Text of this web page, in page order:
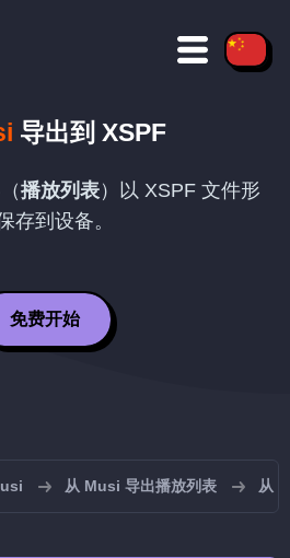
导出到 XSPF
播放列表）以 XSPF文件形
存到设备。
免费开始
从 Musi 导出播放列表 从